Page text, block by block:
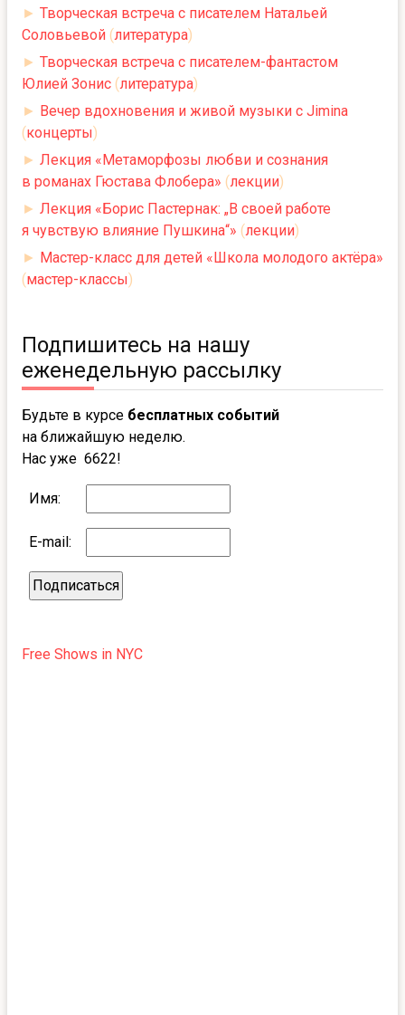
► Творческая встреча с писателем Натальей
Соловьевой (литература)
► Творческая встреча с писателем-фантастом
Юлией Зонис (литература)
► Вечер вдохновения и живой музыки с Jimina
(концерты)
► Лекция «Метаморфозы любви и сознания
в романах Гюстава Флобера» (лекции)
► Лекция «Борис Пастернак: „В своей работе
я чувствую влияние Пушкина“» (лекции)
► Мастер-класс для детей «Школа молодого актёра»
(мастер-классы)
Подпишитесь на нашу
еженедельную рассылку
Будьте в курсе бесплатных событий
на ближайшую неделю.
Нас уже 6622!
Имя:
E-mail:
Free Shows in NYC